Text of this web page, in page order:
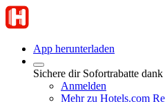
App herunterladen
Sichere dir Sofortrabatte
Anmelden
Mehr zu Hotels.com